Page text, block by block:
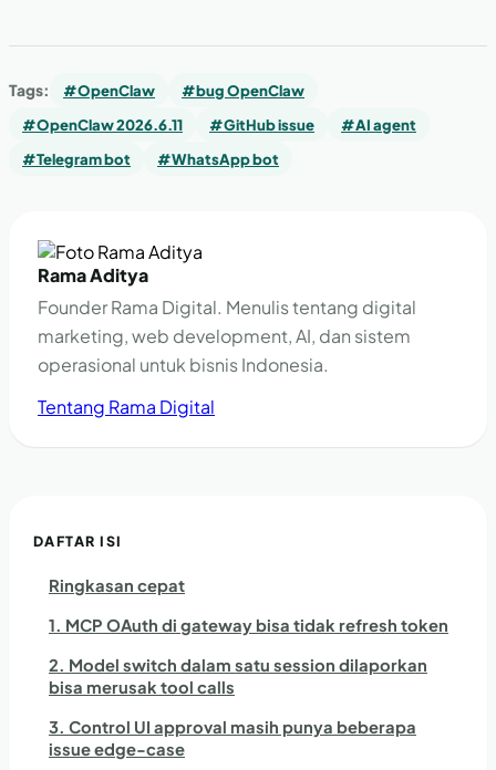
Tags: #OpenClaw
#bug OpenClaw
#OpenClaw 2026.6.11
#GitHub issue
#AI agent
#Telegram bot
#WhatsApp bot
Rama Aditya
Founder Rama Digital. Menulis tentang digital
marketing, web development, AI, dan sistem
operasional untuk bisnis Indonesia.
Tentang Rama Digital
DAFTAR ISI
Ringkasan cepat
1. MCP OAuth di gateway bisa tidak refresh token
2. Model switch dalam satu session dilaporkan
bisa merusak tool calls
3. Control UI approval masih punya beberapa
issue edge-case